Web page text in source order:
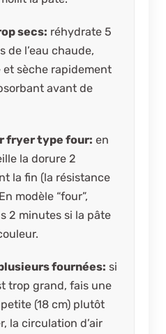
secs: réhydrate 5
de l’eau chaude,
sèche rapidement
avant de
fryer type four: en
la dorure 2
la fin (la résistance
modèle “four”,
2 minutes si la pâte
fournées: si
trop grand, fais une
(18 cm) plutôt
la circulation d’air